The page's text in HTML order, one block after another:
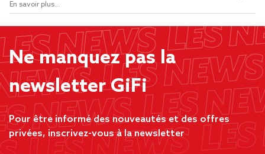
En savoir plus...
Ne manquez pas la
newsletter GiFi
Pour être informé des nouveautés et des offres
privées, inscrivez-vous à la newsletter